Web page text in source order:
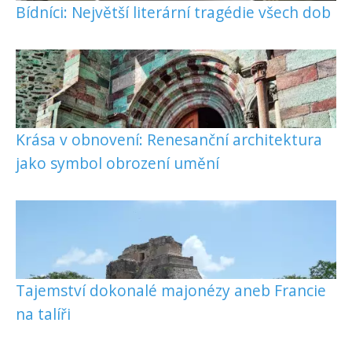
Bídníci: Největší literární tragédie všech dob
Krása v obnovení: Renesanční architektura
jako symbol obrození umění
Tajemství dokonalé majonézy aneb Francie
na talíři